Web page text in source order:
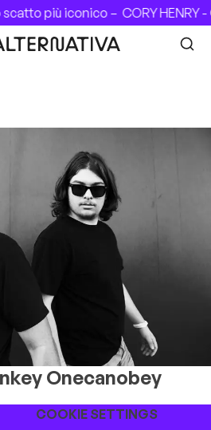
scatto più iconico – CORY HENRY
Onecanobey
COOKIE SETTINGS